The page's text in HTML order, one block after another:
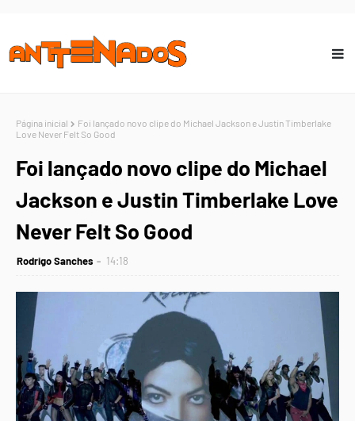
Página inicial
Foi lançado novo clipe do Michael Jackson e Justin Timberlake
Love Never Felt So Good
Foi lançado novo clipe do Michael
Jackson e Justin Timberlake Love
Never Felt So Good
Rodrigo Sanches 14:18